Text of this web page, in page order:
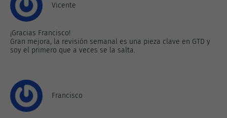
Vicente
¡Gracias Francisco!
Gran mejora, la revisión semanal es una pieza clave en GTD y
soy el primero que a veces se la salta.
Francisco